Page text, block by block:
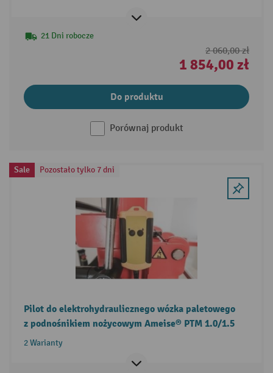
21 Dni robocze
2 060,00 zł
1 854,00 zł
Do produktu
Porównaj produkt
Sale Pozostało tylko 7 dni
Pilot do elektrohydraulicznego wózka paletowego
z podnośnikiem nożycowym Ameise® PTM 1.0/1.5
2 Warianty